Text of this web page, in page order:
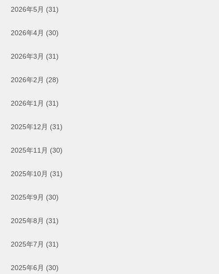
2026年5月 (31)
2026年4月 (30)
2026年3月 (31)
2026年2月 (28)
2026年1月 (31)
2025年12月 (31)
2025年11月 (30)
2025年10月 (31)
2025年9月 (30)
2025年8月 (31)
2025年7月 (31)
2025年6月 (30)